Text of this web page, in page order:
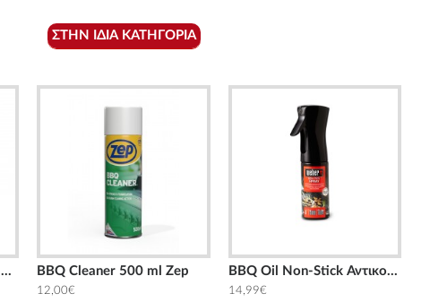
ΣΤΗΝ ΊΔΙΑ ΚΑΤΗΓΟΡΊΑ
Basting Dome Για Πλάκα Ψησίματος Weber BBQ Cleaner 500 ml Zep
12,00€
BBQ Oil Non-Stick Αντικολλητικό Σπρέι 200ml Weber
14,99€